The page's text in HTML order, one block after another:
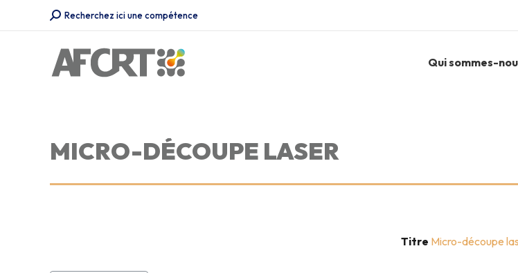
Recherche
Recherchez ici une compétence
Qui sommes-
MICRO-DÉCOUPE LASER
Titre Micro-découpe